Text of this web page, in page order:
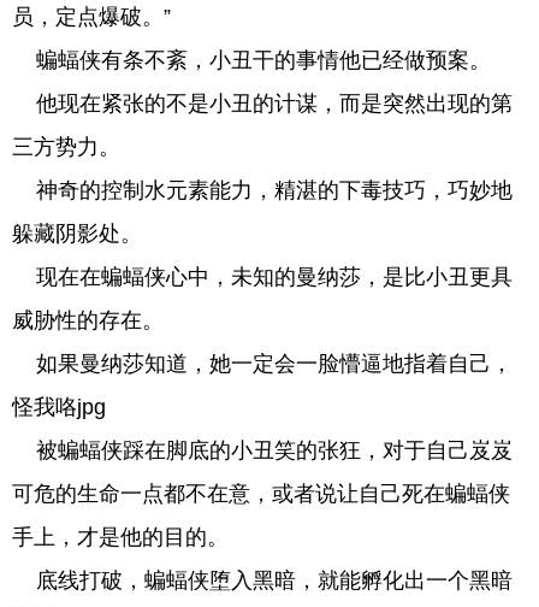
员，定点爆破。”
蝙蝠侠有条不紊，小丑干的事情他已经做预案。
他现在紧张的不是小丑的计谋，而是突然出现的第
三方势力。
神奇的控制水元素能力，精湛的下毒技巧，巧妙地
躲藏阴影处。
现在在蝙蝠侠心中，未知的曼纳莎，是比小丑更具
威胁性的存在。
如果曼纳莎知道，她一定会一脸懵逼地指着自己，
怪我咯jpg
被蝙蝠侠踩在脚底的小丑笑的张狂，对于自己岌岌
可危的生命一点都不在意，或者说让自己死在蝙蝠侠
手上，才是他的目的。
底线打破，蝙蝠侠堕入黑暗，就能孵化出一个黑暗